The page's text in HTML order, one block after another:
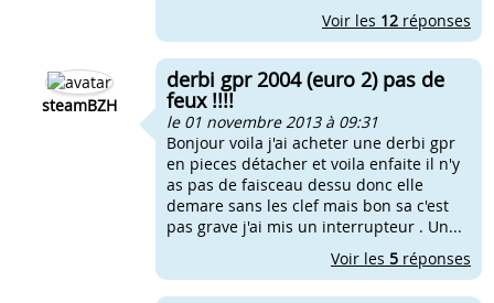
Voir les 12 réponses
steamBZH
derbi gpr 2004 (euro 2) pas de
feux !!!!
le 01 novembre 2013 à 09:31
Bonjour voila j'ai acheter une derbi gpr
en pieces détacher et voila enfaite il n'y
as pas de faisceau dessu donc elle
demare sans les clef mais bon sa c'est
pas grave j'ai mis un interrupteur . Un...
Voir les 5 réponses